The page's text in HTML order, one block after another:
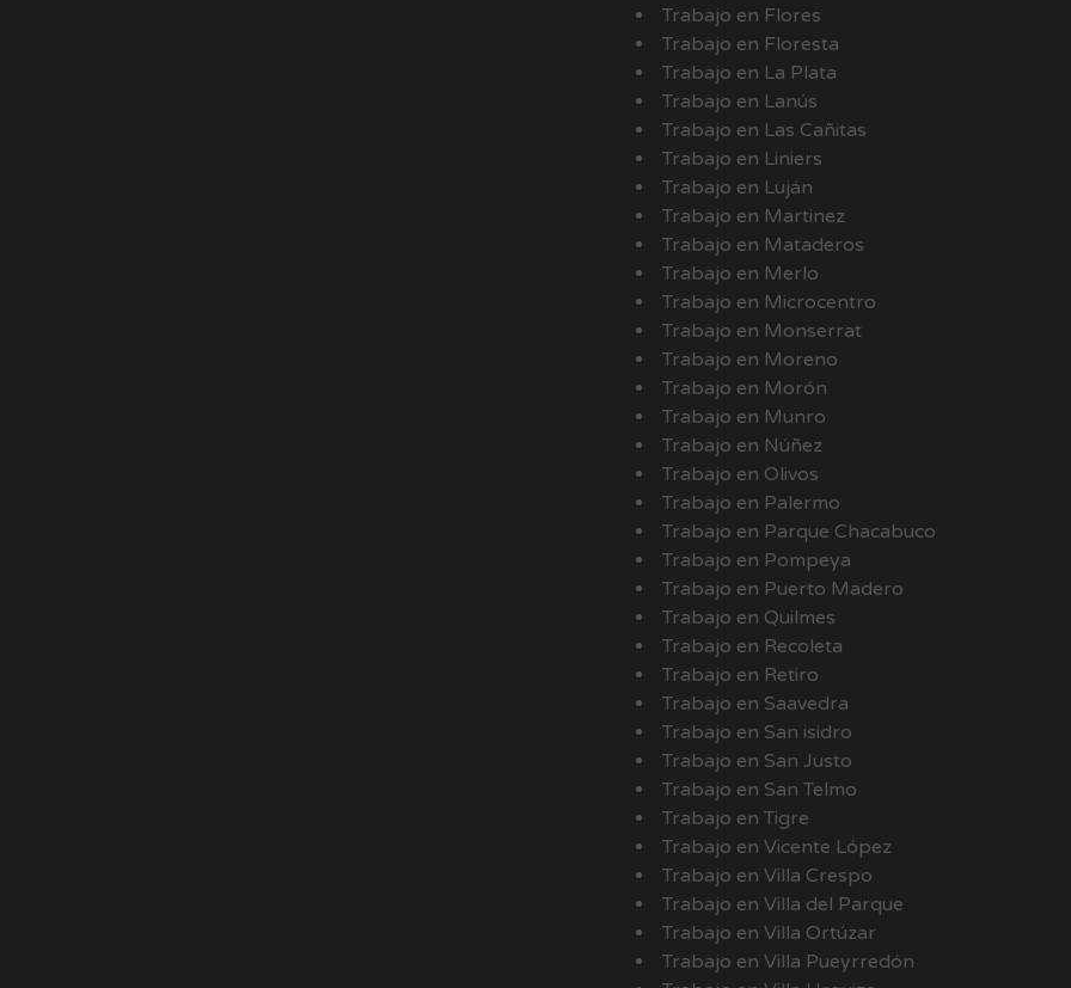
Trabajo en Flores
Trabajo en Floresta
Trabajo en La Plata
Trabajo en Lanús
Trabajo en Las Cañitas
Trabajo en Liniers
Trabajo en Luján
Trabajo en Martinez
Trabajo en Mataderos
Trabajo en Merlo
Trabajo en Microcentro
Trabajo en Monserrat
Trabajo en Moreno
Trabajo en Morón
Trabajo en Munro
Trabajo en Núñez
Trabajo en Olivos
Trabajo en Palermo
Trabajo en Parque Chacabuco
Trabajo en Pompeya
Trabajo en Puerto Madero
Trabajo en Quilmes
Trabajo en Recoleta
Trabajo en Retiro
Trabajo en Saavedra
Trabajo en San isidro
Trabajo en San Justo
Trabajo en San Telmo
Trabajo en Tigre
Trabajo en Vicente López
Trabajo en Villa Crespo
Trabajo en Villa del Parque
Trabajo en Villa Ortúzar
Trabajo en Villa Pueyrredón